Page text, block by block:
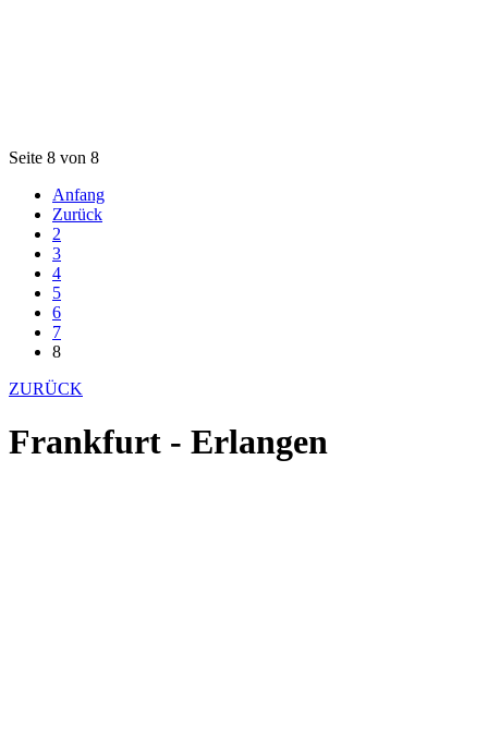
Seite 8 von 8
Anfang
Zurück
2
3
4
5
6
7
8
ZURÜCK
Frankfurt - Erlangen